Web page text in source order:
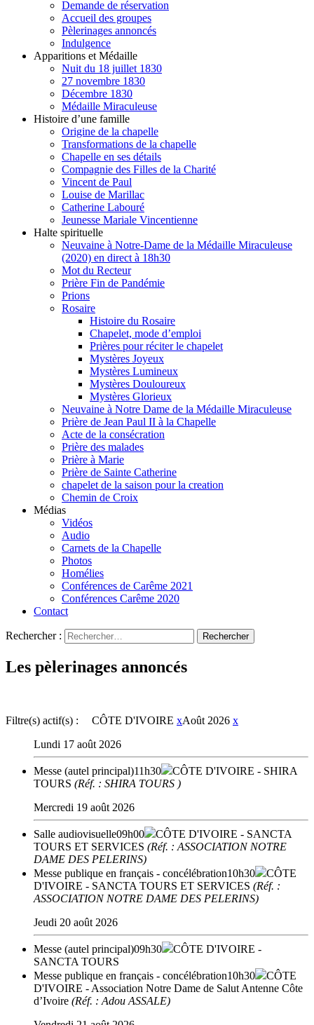
Demande de réservation
Accueil des groupes
Pèlerinages annoncés
Indulgence
Apparitions et Médaille
Nuit du 18 juillet 1830
27 novembre 1830
Décembre 1830
Médaille Miraculeuse
Histoire d’une famille
Origine de la chapelle
Transformations de la chapelle
Chapelle en ses détails
Compagnie des Filles de la Charité
Vincent de Paul
Louise de Marillac
Catherine Labouré
Jeunesse Mariale Vincentienne
Halte spirituelle
Neuvaine à Notre-Dame de la Médaille Miraculeuse
(2020) en direct à 18h30
Mot du Recteur
Prière Fin de Pandémie
Prions
Rosaire
Histoire du Rosaire
Chapelet, mode d’emploi
Prières pour réciter le chapelet
Mystères Joyeux
Mystères Lumineux
Mystères Douloureux
Mystères Glorieux
Neuvaine à Notre Dame de la Médaille Miraculeuse
Prière de Jean Paul II à la Chapelle
Acte de la consécration
Prière des malades
Prière à Marie
Prière de Sainte Catherine
chapelet de la saison pour la creation
Chemin de Croix
Médias
Vidéos
Audio
Carnets de la Chapelle
Photos
Homélies
Conférences de Carême 2021
Conférences Carême 2020
Contact
Rechercher :
Les pèlerinages annoncés
Filtre(s) actif(s) : CÔTE D'IVOIRE xAoût 2026 x
Lundi 17 août 2026
Messe (autel principal)11h30 CÔTE D'IVOIRE - SHIRA
TOURS (Réf. : SHIRA TOURS )
Mercredi 19 août 2026
Salle audiovisuelle09h00 CÔTE D'IVOIRE - SANCTA
TOURS ET SERVICES (Réf. : ASSOCIATION NOTRE
DAME DES PELERINS)
Messe publique en français - concélébration10h30
CÔTE
D'IVOIRE - SANCTA TOURS ET SERVICES (Réf. :
ASSOCIATION NOTRE DAME DES PELERINS)
Jeudi 20 août 2026
Messe (autel principal)09h30 CÔTE D'IVOIRE -
SANCTA TOURS
Messe publique en français - concélébration10h30
CÔTE
D'IVOIRE - Association Notre Dame de Salut Antenne Côte
d’Ivoire (Réf. : Adou ASSALE)